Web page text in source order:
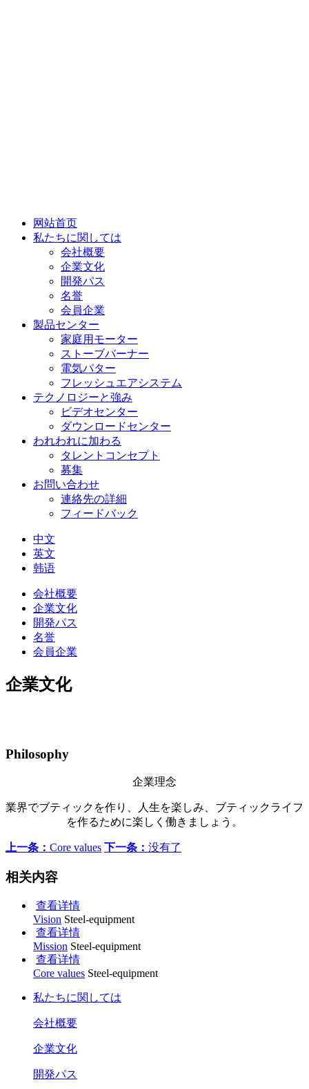
网站首页
私たちに関しては
会社概要
企業文化
開発パス
名誉
会員企業
製品センター
家庭用モーター
ストーブバーナー
電気パター
フレッシュエアシステム
テクノロジーと強み
ビデオセンター
ダウンロードセンター
われわれに加わる
タレントコンセプト
募集
お問い合わせ
連絡先の詳細
フィードバック
中文
英文
韩语
会社概要
企業文化
開発パス
名誉
会員企業
企業文化
Philosophy
企業理念
業界でブティックを作り、人生を楽しみ、ブティックライフ
を作るために楽しく働きましょう。
上一条： Core values 下一条： 没有了
相关内容
查看详情
Vision Steel-equipment
查看详情
Mission Steel-equipment
查看详情
Core values Steel-equipment
私たちに関しては
会社概要
企業文化
開発パス